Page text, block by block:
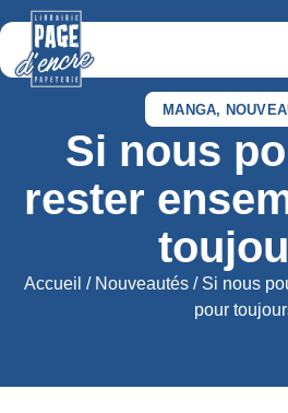
MANGA,
Si nous
rester
Accueil / Nouveautés / Si nous
pour